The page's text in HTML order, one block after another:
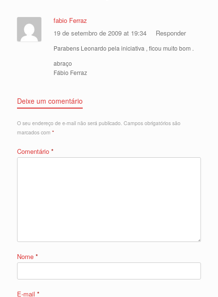
fabio Ferraz
19 de setembro de 2009 at 19:34
Responder
Parabens Leonardo pela iniciativa , ficou muito bom .
abraço
Fábio Ferraz
Deixe um comentário
O seu endereço de e-mail não será publicado. Campos obrigatórios são
marcados com *
Comentário *
Nome *
E-mail *